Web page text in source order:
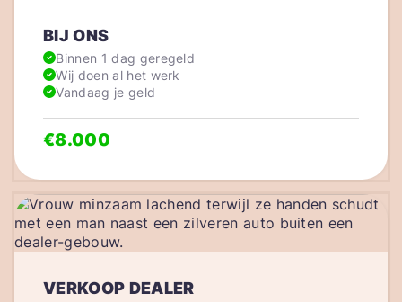
VERKOOP DEALER
BIJ ONS
Binnen 1 dag geregeld
Wij doen al het werk
Vandaag je geld
€8.000